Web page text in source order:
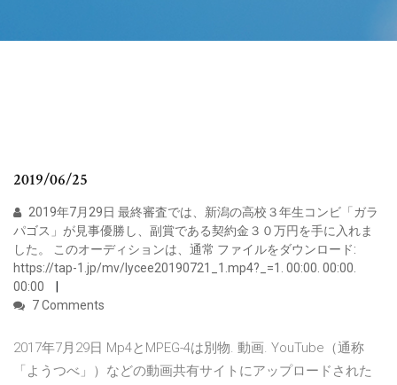
2019/06/25
2019年7月29日 最終審査では、新潟の高校３年生コンビ「ガラ
パゴス」が見事優勝し、副賞である契約金３０万円を手に入れま
した。 このオーディションは、通常 ファイルをダウンロード:
https://tap-1.jp/mv/lycee20190721_1.mp4?_=1. 00:00. 00:00.
00:00
7 Comments
2017年7月29日 Mp4とMPEG-4は別物. 動画. YouTube（通称
「ようつべ」）などの動画共有サイトにアップロードされた